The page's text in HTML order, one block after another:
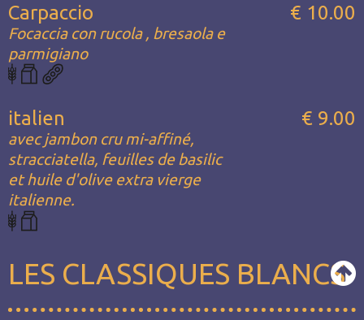
Carpaccio
Focaccia con rucola , bresaola e
parmigiano
€ 10.00
italien
avec jambon cru mi-affiné,
stracciatella, feuilles de basilic
et huile d'olive extra vierge
italienne.
€ 9.00
LES CLASSIQUES BLANCS